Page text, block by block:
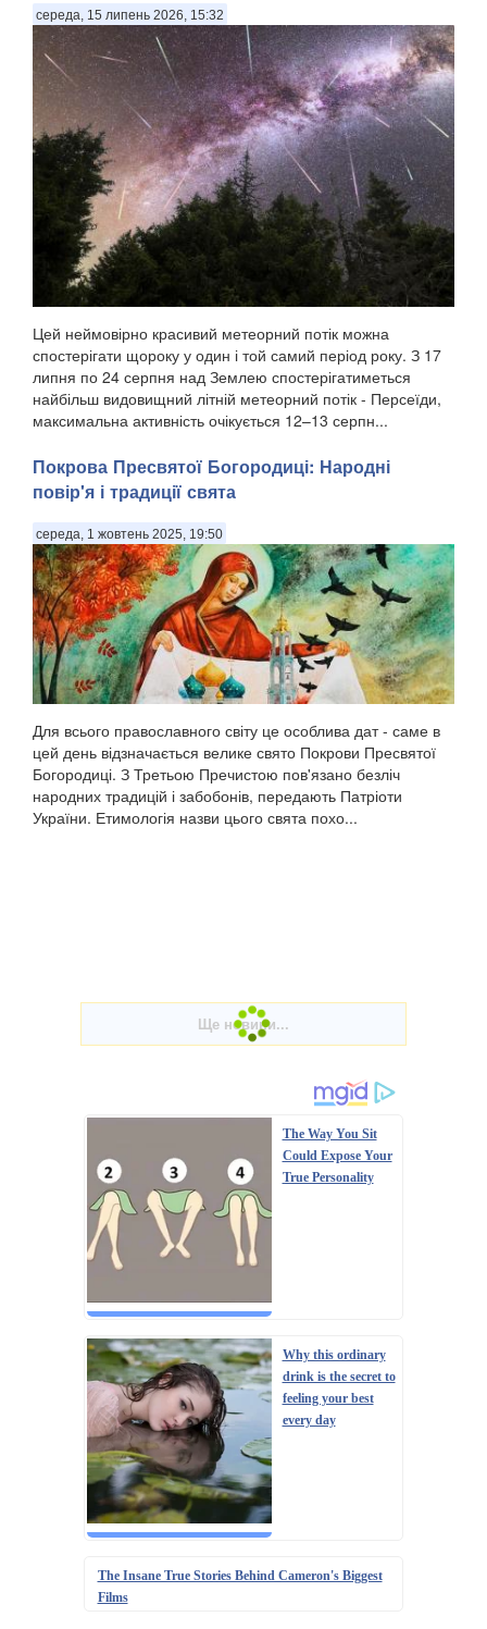
середа, 15 липень 2026, 15:32
Цей неймовірно красивий метеорний потік можна
спостерігати щороку у один і той самий період року. З 17
липня по 24 серпня над Землею спостерігатиметься
найбільш видовищний літній метеорний потік - Персеїди,
максимальна активність очікується 12–13 серпн...
Покрова Пресвятої Богородиці: Народні
повір'я і традиції свята
середа, 1 жовтень 2025, 19:50
Для всього православного світу це особлива дат - саме в
цей день відзначається велике свято Покрови Пресвятої
Богородиці. З Третьою Пречистою пов'язано безліч
народних традицій і забобонів, передають Патріоти
України. Етимологія назви цього свята похо...
The Way You Sit
Could Expose Your
True Personality
Why this ordinary
drink is the secret to
feeling your best
every day
The Insane True Stories Behind Cameron's Biggest
Films